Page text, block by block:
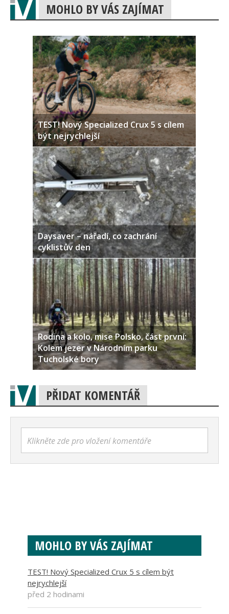
MOHLO BY VÁS ZAJÍMAT
TEST! Nový Specialized Crux 5 s cílem
být nejrychlejší
Daysaver – nářadí, co zachrání
cyklistův den
Rodina a kolo, mise Polsko, část první:
Kolem jezer v Národním parku
Tucholské bory
PŘIDAT KOMENTÁŘ
Klikněte zde pro vložení komentáře
MOHLO BY VÁS ZAJÍMAT
TEST! Nový Specialized Crux 5 s cílem být
nejrychlejší
před 2 hodinami